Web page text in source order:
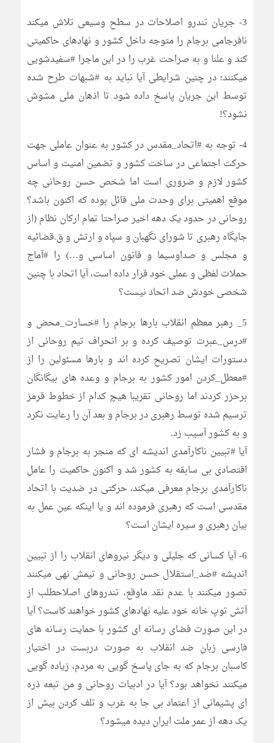
3- جریان تندرو اصلاحات در سطح وسیعی تلاش میکند
نافرجامی برجام را متوجه داخل کشور و نهادهای حاکمیتی
کند و علنا و به صراحت غرب را در این ماجرا #سفیدشویی
میکنند؛ در چنین شرایطی آیا نباید به #شبهات طرح شده
توسط این جریان پاسخ داده شود تا اذهان ملی مشوش
نشود؟!
4- توجه به #اتحاد_مقدس در کشور به عنوان عاملی جهت
حرکت اجتماعی در ساخت کشور و تضمین امنیت و اساس
کشور لازم و ضروری است اما شخص حسن روحانی چه
موقع اهمیتی برای وحدت ملی قائل بوده که اکنون باشد؟
روحانی در حدود یک دهه اخیر صراحتا تمام ارکان نظام (از
جایگاه رهبری تا شورای نگهبان و سپاه و ارتش و ق.قضائیه
و مجلس و صداوسیما و قانون اساسی و…) را #آماج
حملات لفظی و عملی خود قرار داده است، آیا اتحاد با چنین
شخصی خودش ضد اتحاد نیست؟
5_ رهبر معظم انقلاب بارها برجام را #خسارت_محض و
#درس_عبرت توصیف کرده و بر انحراف تیم روحانی از
دستورات ایشان تصریح کرده اند و بارها مسئولین را از
#معطل_کردن امور کشور به برجام و وعده های بیگانگان
برحزر کردند اما روحانی تقریبا هیچ کدام از خطوط قرمز
ترسیم شده توسط رهبری در برجام و بعد آن را رعایت نکرد
و به کشور آسیب زد.
آیا #تبیین ناکارآمدی اندیشه ای که منجر به برجام و فشار
اقتصادی بی سابقه به کشور شد و اکنون حاکمیت را عامل
ناکارآمدی برجام معرفی میکند، حرکتی در ضدیت با اتحاد
مقدسی است که رهبری فرموده اند و یا اینکه عین عمل به
بیان رهبری و سیره ایشان است؟
6- آیا کسانی که جلیلی و دیگر نیروهای انقلاب را از تبیین
اندیشه #ضد_استقلال حسن روحانی و تیمش نهی میکنند
تصور میکنند با عدم نقد ماوقع، تندروهای اصلاحطلب از
آتش توپ خانه خود علیه نهادهای کشور خواهند کاست؟ آیا
در این صورت فضای رسانه ای کشور با حمایت رسانه های
فارسی زبان ضد انقلاب به صورت دربست در اختیار
کاسبان برجام که به جای پاسخ گویی به مردم، زیاده گویی
میکنند نخواهد بود؟ آیا در ادبیات روحانی و من تبعه ذره
ای پشیمانی از اعتماد بی جا به غرب و تلف کردن بیش از
یک دهه از عمر ملت ایران دیده میشود؟